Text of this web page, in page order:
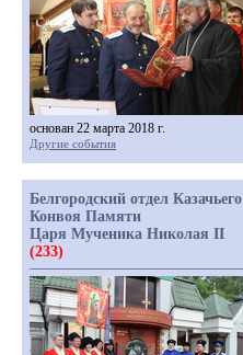
основан 22 марта 2018 г.
Другие события
Белгородский отдел Казачьего
Конвоя Памяти
Царя Мученика Николая II
(233)